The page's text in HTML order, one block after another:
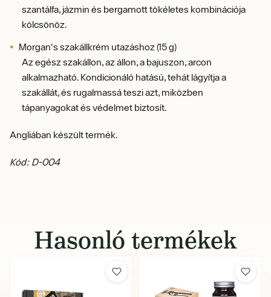
szantálfa, jázmin és bergamott tökéletes kombinációja
kölcsönöz.
Morgan's szakállkrém utazáshoz (15 g)
Az egész szakállon, az állon, a bajuszon, arcon
alkalmazható. Kondicionáló hatású, tehát lágyítja a
szakállát, és rugalmassá teszi azt, miközben
tápanyagokat és védelmet biztosít.
Angliában készült termék.
Kód: D-004
Hasonló termékek